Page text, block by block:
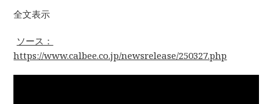
全文表示
ソース：
https://www.calbee.co.jp/newsrelease/250327.php